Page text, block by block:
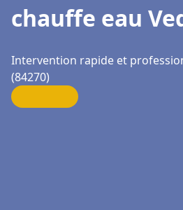
chauffe eau
Intervention rapide et
(84270)